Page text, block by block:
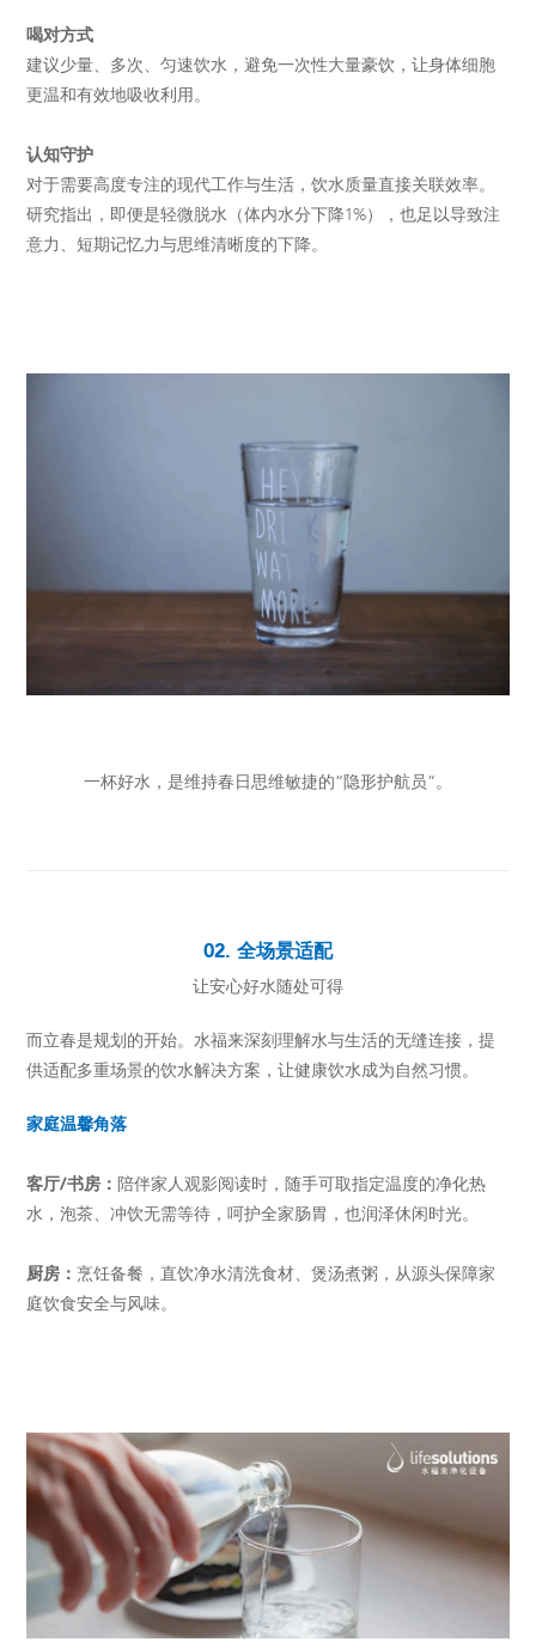
喝对方式
建议少量、多次、匀速饮水，避免一次性大量豪饮，让身体细胞
更温和有效地吸收利用。
认知守护
对于需要高度专注的现代工作与生活，饮水质量直接关联效率。
研究指出，即便是轻微脱水（体内水分下降1%），也足以导致注
意力、短期记忆力与思维清晰度的下降。
一杯好水，是维持春日思维敏捷的“隐形护航员”。
02. 全场景适配
让安心好水随处可得
而立春是规划的开始。水福来深刻理解水与生活的无缝连接，提
供适配多重场景的饮水解决方案，让健康饮水成为自然习惯。
家庭温馨角落
客厅/书房： 陪伴家人观影阅读时，随手可取指定温度的净化热
水，泡茶、冲饮无需等待，呵护全家肠胃，也润泽休闲时光。
厨房：烹饪备餐，直饮净水清洗食材、煲汤煮粥，从源头保障家
庭饮食安全与风味。